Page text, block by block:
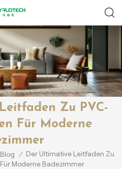
Zu PVC-
Für Moderne
/ Der Ultimative Leitfaden Zu
Moderne Badezimmer